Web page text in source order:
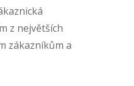
z největších
zákazníkům a